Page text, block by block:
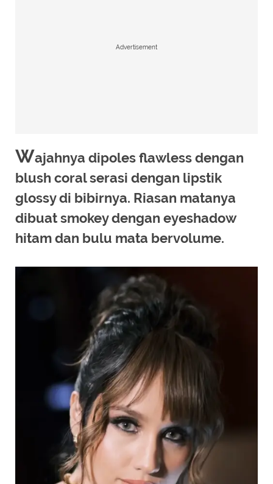
Advertisement
Wajahnya dipoles flawless dengan
blush coral serasi dengan lipstik
glossy di bibirnya. Riasan matanya
dibuat smokey dengan eyeshadow
hitam dan bulu mata bervolume.